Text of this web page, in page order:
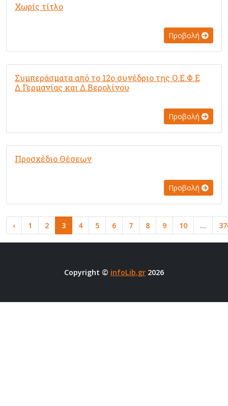
Χωρίς τίτλο
Προβολή
Συμπεράσματα από το 12ο συνέδριο της Ο.Ε.Φ.Ε
Δ.Γερμανίας και Δ.Βερολίνου
Προβολή
Προσχέδιο Θέσεων
Προβολή
‹ 1 2 3 4 5 6 7 8 9 10 ...
Copyright © infoLib.gr 2026